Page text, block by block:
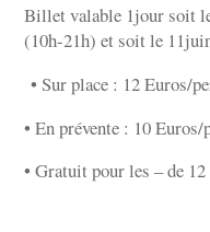
Billet valable 1jour soit
(10h-21h) et soit le
• Sur place : 12 Euros/
• En prévente : 10 Euros/
• Gratuit pour les – de 12